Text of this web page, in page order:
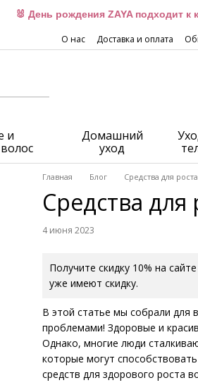
🐰 День рождения ZAYA подходит
О нас Доставка и оплата
и
Домашний
уход
Главная Блог Средства для
Средства
4 июня 2023
Получите скидку 10% на
уже имеют скидку.
В этой статье мы собрали для
проблемами! Здоровые и
Однако, многие люди
которые могут
средств для здорового роста